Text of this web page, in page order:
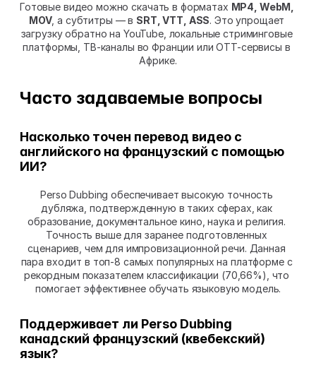
Готовые видео можно скачать в форматах MP4, WebM,
MOV, а субтитры — в SRT, VTT, ASS. Это упрощает
загрузку обратно на YouTube, локальные стриминговые
платформы, ТВ-каналы во Франции или OTT-сервисы в
Африке.
Часто задаваемые вопросы
Насколько точен перевод видео с
английского на французский с помощью
ИИ?
Perso Dubbing обеспечивает высокую точность
дубляжа, подтвержденную в таких сферах, как
образование, документальное кино, наука и религия.
Точность выше для заранее подготовленных
сценариев, чем для импровизационной речи. Данная
пара входит в топ-8 самых популярных на платформе с
рекордным показателем классификации (70,66%), что
помогает эффективнее обучать языковую модель.
Поддерживает ли Perso Dubbing
канадский французский (квебекский)
язык?